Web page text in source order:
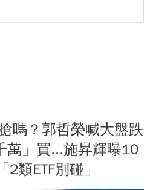
嗎？郭哲榮喊大盤跌
萬」買...施昇輝曝10
類ETF別碰」